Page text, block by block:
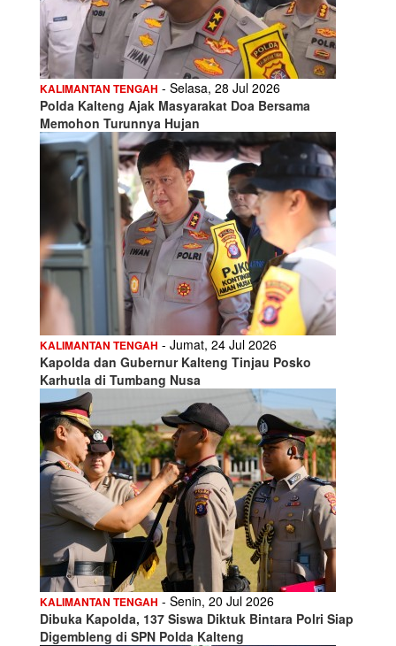
KALIMANTAN TENGAH - Selasa, 28 Jul 2026
Polda Kalteng Ajak Masyarakat Doa Bersama
Memohon Turunnya Hujan
KALIMANTAN TENGAH - Jumat, 24 Jul 2026
Kapolda dan Gubernur Kalteng Tinjau Posko
Karhutla di Tumbang Nusa
KALIMANTAN TENGAH - Senin, 20 Jul 2026
Dibuka Kapolda, 137 Siswa Diktuk Bintara Polri Siap
Digembleng di SPN Polda Kalteng